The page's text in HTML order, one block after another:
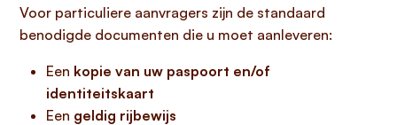
Voor particuliere aanvragers zijn de standaard
benodigde documenten die u moet aanleveren:
Een kopie van uw paspoort en/of
identiteitskaart
Een geldig rijbewijs